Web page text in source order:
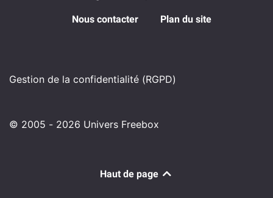
Nous contacter Plan du site
Gestion de la confidentialité (RGPD)
© 2005 - 2026 Univers Freebox
Haut de page